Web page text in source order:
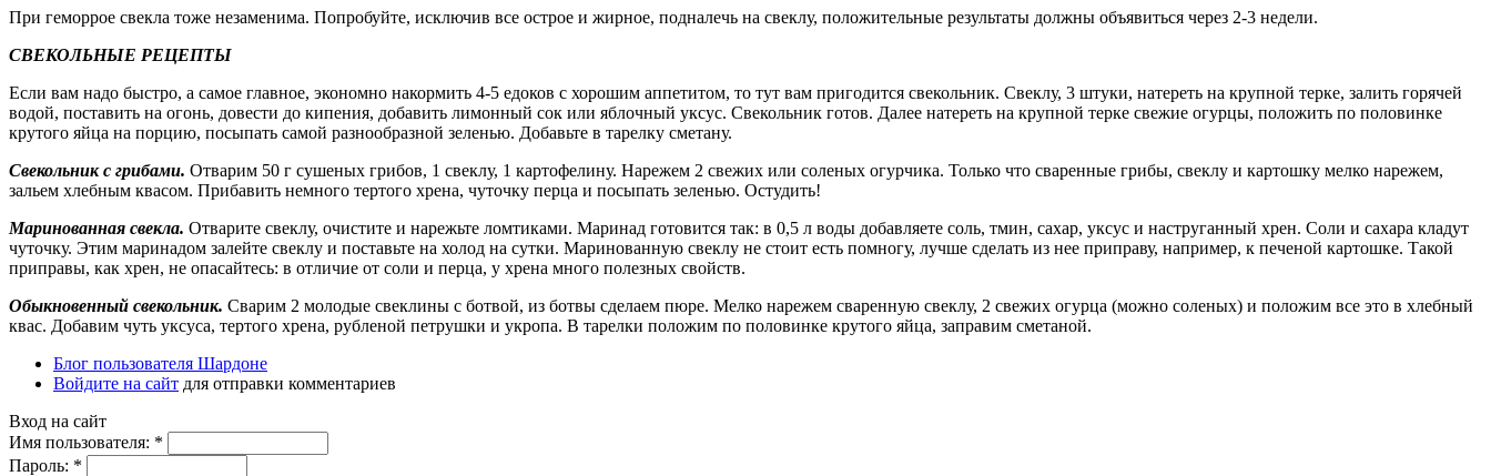
При геморрое свекла тоже незаменима. Попробуйте, исключив все острое и жирное, подналечь на свеклу, положительные результаты должны объявиться через 2-3 недели.
СВЕКОЛЬНЫЕ РЕЦЕПТЫ
Если вам надо быстро, а самое главное, экономно накормить 4-5 едоков с хорошим аппетитом, то тут вам пригодится свекольник. Свеклу, 3 штуки, натереть на крупной терке, залить горячей
водой, поставить на огонь, довести до кипения, добавить лимонный сок или яблочный уксус. Свекольник готов. Далее натереть на крупной терке свежие огурцы, положить по половинке
крутого яйца на порцию, посыпать самой разнообразной зеленью. Добавьте в тарелку сметану.
Свекольник с грибами. Отварим 50 г сушеных грибов, 1 свеклу, 1 картофелину. Нарежем 2 свежих или соленых огурчика. Только что сваренные грибы, свеклу и картошку мелко нарежем,
зальем хлебным квасом. Прибавить немного тертого хрена, чуточку перца и посыпать зеленью. Остудить!
Маринованная свекла. Отварите свеклу, очистите и нарежьте ломтиками. Маринад готовится так: в 0,5 л воды добавляете соль, тмин, сахар, уксус и наструганный хрен. Соли и сахара кладут
чуточку. Этим маринадом залейте свеклу и поставьте на холод на сутки. Маринованную свеклу не стоит есть помногу, лучше сделать из нее приправу, например, к печеной картошке. Такой
приправы, как хрен, не опасайтесь: в отличие от соли и перца, у хрена много полезных свойств.
Обыкновенный свекольник. Сварим 2 молодые свеклины с ботвой, из ботвы сделаем пюре. Мелко нарежем сваренную свеклу, 2 свежих огурца (можно соленых) и положим все это в хлебный
квас. Добавим чуть уксуса, тертого хрена, рубленой петрушки и укропа. В тарелки положим по половинке крутого яйца, заправим сметаной.
Блог пользователя Шардоне
Войдите на сайт для отправки комментариев
Вход на сайт
Имя пользователя: *
Пароль: *